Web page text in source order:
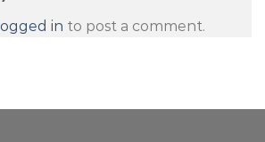
logged in to post a comment.